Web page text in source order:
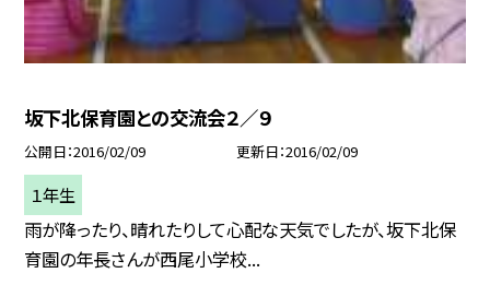
坂下北保育園との交流会２／９
公開日 2016/02/09 更新日 2016/02/09
１年生
雨が降ったり、晴れたりして心配な天気でしたが、坂下北保
育園の年長さんが西尾小学校...